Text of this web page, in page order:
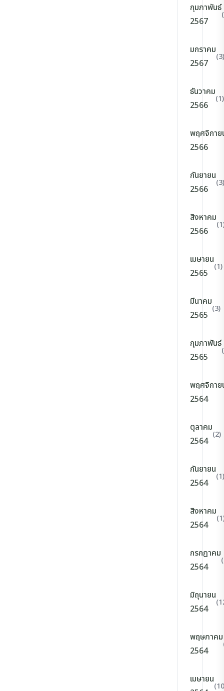
กุมภาพันธ์
2567
มกราคม
2567
(3)
ธันวาคม
2566
(1)
พฤศจิกาย
2566
กันยายน
2566
(3)
สิงหาคม
2566
เมษายน
2565
(1)
มีนาคม
2565
(3)
กุมภาพันธ์
2565
พฤศจิกาย
2564
ตุลาคม
2564
(2)
กันยายน
2564
(1)
สิงหาคม
2564
กรกฎาคม
2564
มิถุนายน
2564
พฤษภาคม
2564
เมษายน